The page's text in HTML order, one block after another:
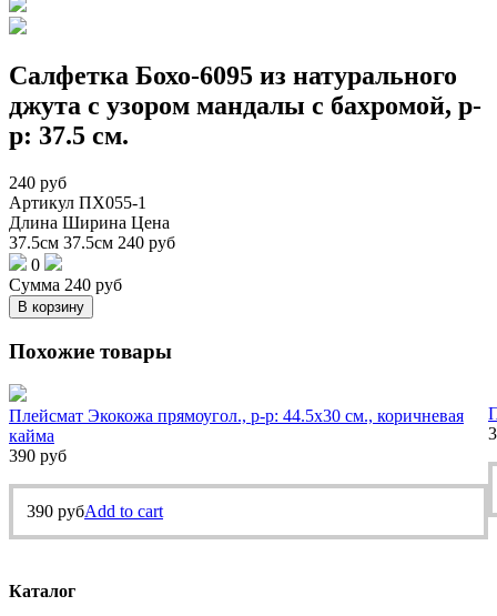
Салфетка Бохо-6095 из натурального
джута с узором мандалы с бахромой, р-
р: 37.5 см.
240 руб
Артикул ПХ055-1
Длина Ширина Цена
37.5см 37.5см 240 руб
0
Сумма 240 руб
В корзину
Похожие товары
Плейсмат Экокожа прямоугол., р-р: 44.5х30 см., коричневая
кайма
390 руб
390 рубAdd to cart
Каталог